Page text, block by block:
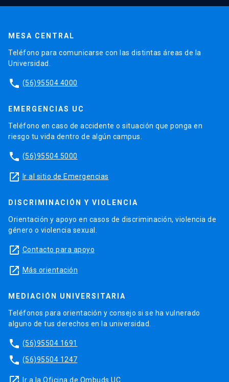
MESA CENTRAL
Teléfono para comunicarse con las distintas áreas de la
Universidad.
phone (56)95504 4000
EMERGENCIAS UC
Teléfono en caso de accidente o situación que ponga en
riesgo tu vida dentro de algún campus.
phone (56)95504 5000
launch Ir al sitio de Emergencias
DISCRIMINACIÓN Y VIOLENCIA
Orientación y apoyo en casos de discriminación, violencia de
género o violencia sexual.
launch Contacto para apoyo
launch Más orientación
MEDIACIÓN UNIVERSITARIA
Teléfonos para orientación y consejo si se ha vulnerado
alguno de tus derechos en la universidad.
phone (56)95504 1691
phone (56)95504 1247
Ir a la Oficina de Ombuds UC